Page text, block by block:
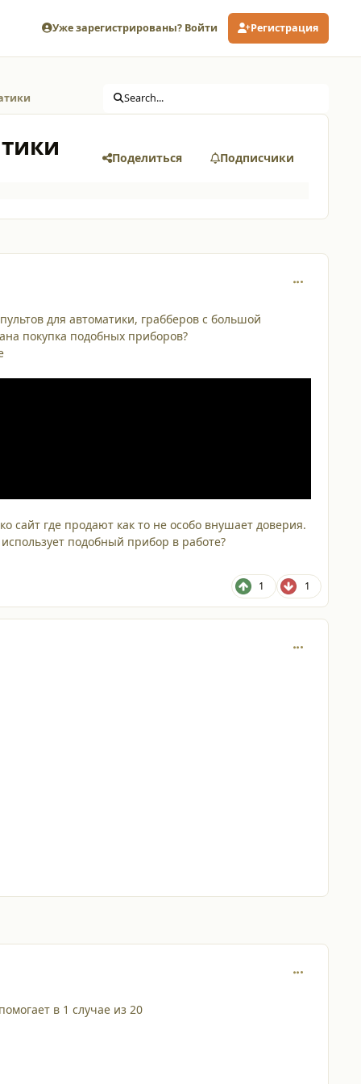
Уже зарегистрированы? Войти Регистрация
Search...
Поделиться Подписчики
для автоматики, грабберов с большой
покупка подобных приборов?
сайт где продают как то не особо внушает доверия.
подобный прибор в работе?
1 1
в 1 случае из 20